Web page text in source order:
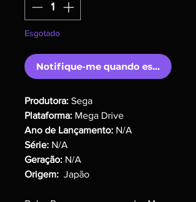
Esgotado
Notifique-me quando estiver
Produtora: Sega
Plataforma: Mega Drive
Ano de Lançamento: N/A
Série: N/A
Geração: N/A
Origem: Japão